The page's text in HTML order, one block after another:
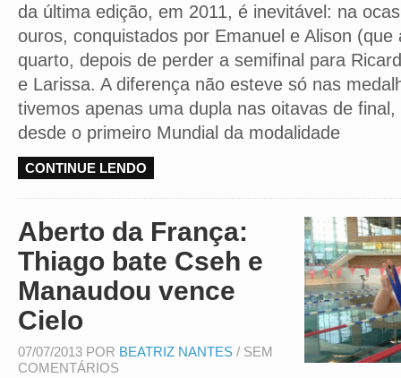
da última edição, em 2011, é inevitável: na
ouros, conquistados por Emanuel e Alison
quarto, depois de perder a semifinal para
e Larissa. A diferença não esteve só nas
tivemos apenas uma dupla nas oitavas de
desde o primeiro Mundial da modalidade
CONTINUE LENDO
Aberto da França:
Thiago bate Cseh e
Manaudou vence
Cielo
07/07/2013 POR BEATRIZ NANTES / SEM
COMENTÁRIOS